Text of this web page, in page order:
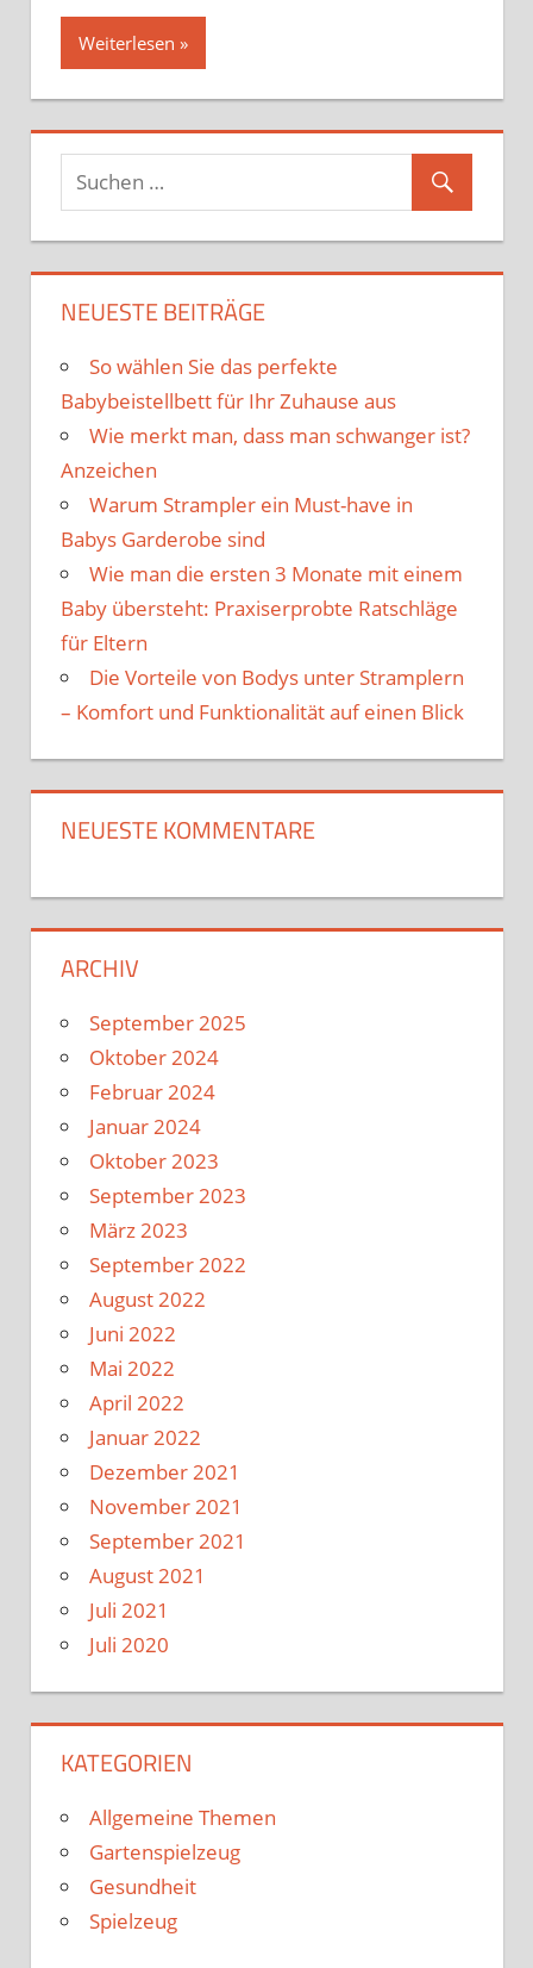
Weiterlesen
NEUESTE BEITRÄGE
So wählen Sie das perfekte
Babybeistellbett für Ihr Zuhause aus
Wie merkt man, dass man schwanger ist?
Anzeichen
Warum Strampler ein Must-have in
Babys Garderobe sind
Wie man die ersten 3 Monate mit einem
Baby übersteht: Praxiserprobte Ratschläge
für Eltern
Die Vorteile von Bodys unter Stramplern
– Komfort und Funktionalität auf einen Blick
NEUESTE KOMMENTARE
ARCHIV
September 2025
Oktober 2024
Februar 2024
Januar 2024
Oktober 2023
September 2023
März 2023
September 2022
August 2022
Juni 2022
Mai 2022
April 2022
Januar 2022
Dezember 2021
November 2021
September 2021
August 2021
Juli 2021
Juli 2020
KATEGORIEN
Allgemeine Themen
Gartenspielzeug
Gesundheit
Spielzeug